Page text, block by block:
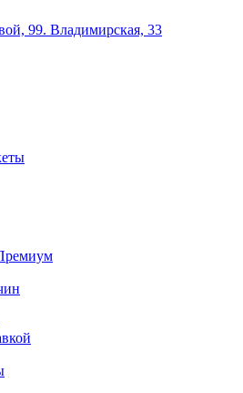
99. Владимирская, 33